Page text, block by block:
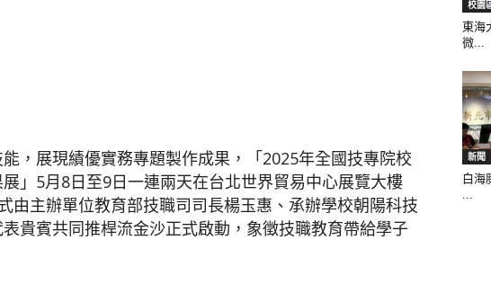
網
，展現績優實務專題製作成果，「2025年全國技專院校
」5月8日至9日一連兩天在台北世界貿易中心展覽大樓
由主辦單位教育部技職司司長楊玉惠、承辦學校朝陽科技
貴賓共同推桿流金沙正式啟動，象徵技職教育帶給學子
校園
東海
微...
新聞
白海
...